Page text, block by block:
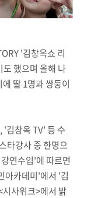
'김창옥쇼 리
했으며 올해 나
딸 1명과 쌍둥이
'김창옥 TV' 등 수
타강사 중 한명으
연수입'에 따르면
아카데미'에서 '김
사위크>에서 밝